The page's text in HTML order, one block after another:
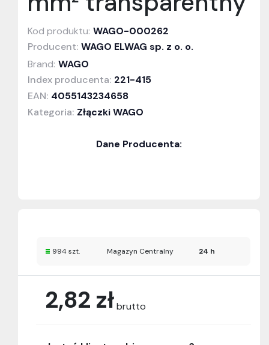
Kod produktu: WAGO-000262
Producent: WAGO ELWAG sp. z o. o.
Brand: WAGO
Index producenta: 221-415
EAN: 4055143234658
Kategoria: Złączki WAGO
Dane Producenta:
2,82 złbrutto
994 szt. Magazyn Centralny 24 h